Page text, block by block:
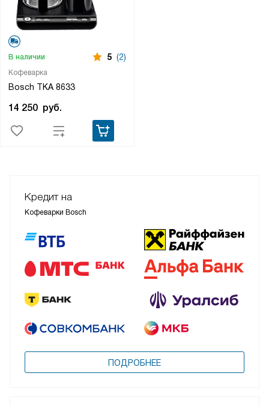
Кофеварка
Bosch TKA 8633
В наличии 5 (2)
14 250 руб.
Кредит на
Кофеварки Bosch
ПОДРОБНЕЕ